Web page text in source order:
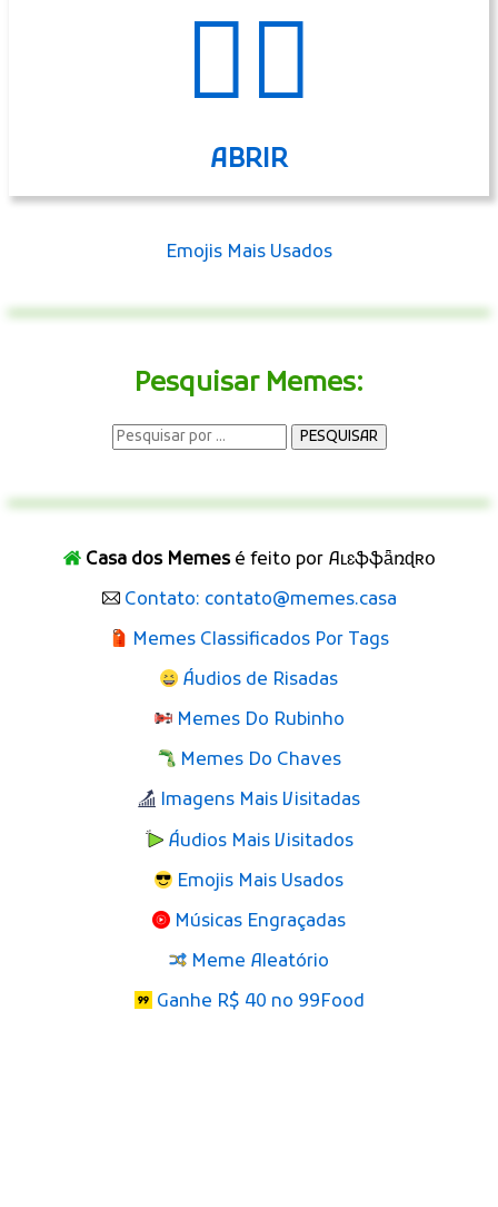
👮‍♂️
ABRIR
Emojis Mais Usados
Pesquisar Memes:
Casa dos Memesé feito por Aʟɛֆֆǟռɖʀօ
Contato: contato@memes.casa
Memes Classificados Por Tags
Áudios de Risadas
Memes Do Rubinho
Memes Do Chaves
Imagens Mais Visitadas
Áudios Mais Visitados
Emojis Mais Usados
Músicas Engraçadas
Meme Aleatório
Ganhe R$ 40 no 99Food